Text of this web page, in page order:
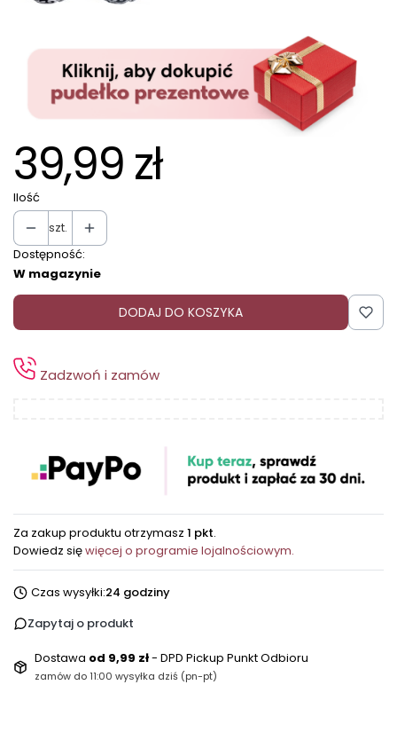
39,99 zł
Ilość
szt.
Dostępność:
W magazynie
DODAJ DO KOSZYKA
Zadzwoń i zamów
Za zakup produktu otrzymasz 1 pkt.
Dowiedz sięwięcej o programie lojalnościowym.
Czas wysyłki:24 godziny
Zapytaj o produkt
Dostawa od 9,99 zł- DPD Pickup Punkt Odbioru
zamów do 11:00 wysyłka dziś (pn-pt)